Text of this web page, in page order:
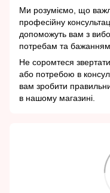
Ми розуміємо, що
професійну
допоможуть вам з
потребам та бажанням.
Не соромтеся
або потребою в
вам зробити
в нашому магазині.